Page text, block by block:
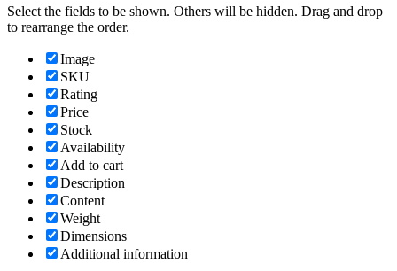
Select the fields to be shown. Others will be hidden. Drag and drop
to rearrange the order.
Image
SKU
Rating
Price
Stock
Availability
Add to cart
Description
Content
Weight
Dimensions
Additional information